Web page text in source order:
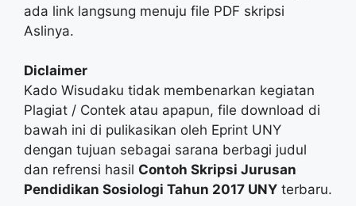
ada link langsung menuju file PDF skripsi
Aslinya.
Diclaimer
Kado Wisudaku tidak membenarkan kegiatan
Plagiat / Contek atau apapun, file download di
bawah ini di pulikasikan oleh Eprint UNY
dengan tujuan sebagai sarana berbagi judul
dan refrensi hasil Contoh Skripsi Jurusan
Pendidikan Sosiologi Tahun 2017 UNY terbaru.